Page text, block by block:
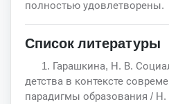
полностью удовлетворены.
Список литературы
1. Гарашкина, Н. В.
детства в контексте
парадигмы образования /